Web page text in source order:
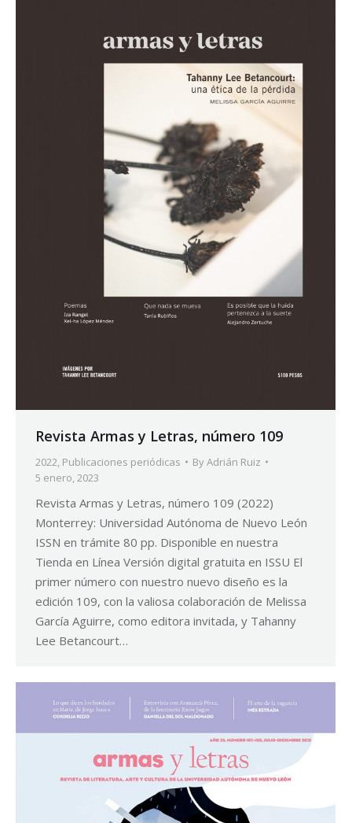
Revista Armas y Letras, número 109
2022, Publicaciones periódicas ByAdrián Ruiz
5 enero, 2023
Revista Armas y Letras, número 109 (2022)
Monterrey: Universidad Autónoma de Nuevo León
ISSN en trámite 80 pp. Disponible en nuestra
Tienda en Línea Versión digital gratuita en ISSU El
primer número con nuestro nuevo diseño es la
edición 109, con la valiosa colaboración de Melissa
García Aguirre, como editora invitada, y Tahanny
Lee Betancourt…